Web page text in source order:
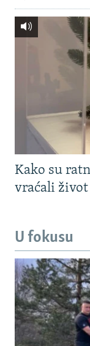
Kako su
vraćali život
U fokusu